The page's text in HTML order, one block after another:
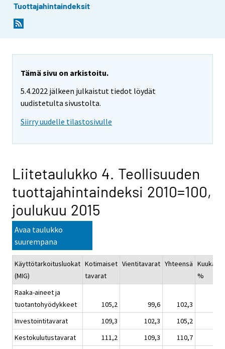
Tuottajahintaindeksit
Tämä sivu on arkistoitu.
5.4.2022 jälkeen julkaistut tiedot löydät
uudistetulta sivustolta.
Siirry uudelle tilastosivulle
Liitetaulukko 4. Teollisuuden
tuottajahintaindeksi 2010=100,
joulukuu 2015
Avaa taulukko
suurempana
Käyttötarkoitusluokat
(MIG)
Kotimaiset
tavarat
Vientitavarat Yhteensä
%
Raaka-aineet ja
tuotantohyödykkeet
105,2 99,6
102,3
Investointitavarat
109,3 102,3
105,2
Kestokulutustavarat
111,2 109,3
110,7